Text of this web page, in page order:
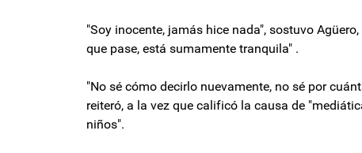
"Soy inocente, jamás hice nada", sostuvo
que pase, está sumamente tranquila" .
"No sé cómo decirlo nuevamente, no sé por
reiteró, a la vez que calificó la causa de
niños".